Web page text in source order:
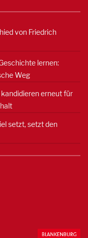
von Friedrich
lernen:
Weg
erneut für
setzt, setzt den